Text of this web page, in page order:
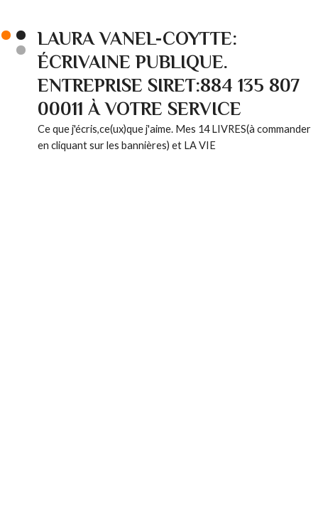
LAURA VANEL-COYTTE:
ÉCRIVAINE PUBLIQUE.
ENTREPRISE SIRET:884 135 807
00011 À VOTRE SERVICE
Ce que j'écris,ce(ux)que j'aime. Mes 14 LIVRES(à commander
en cliquant sur les bannières) et LA VIE